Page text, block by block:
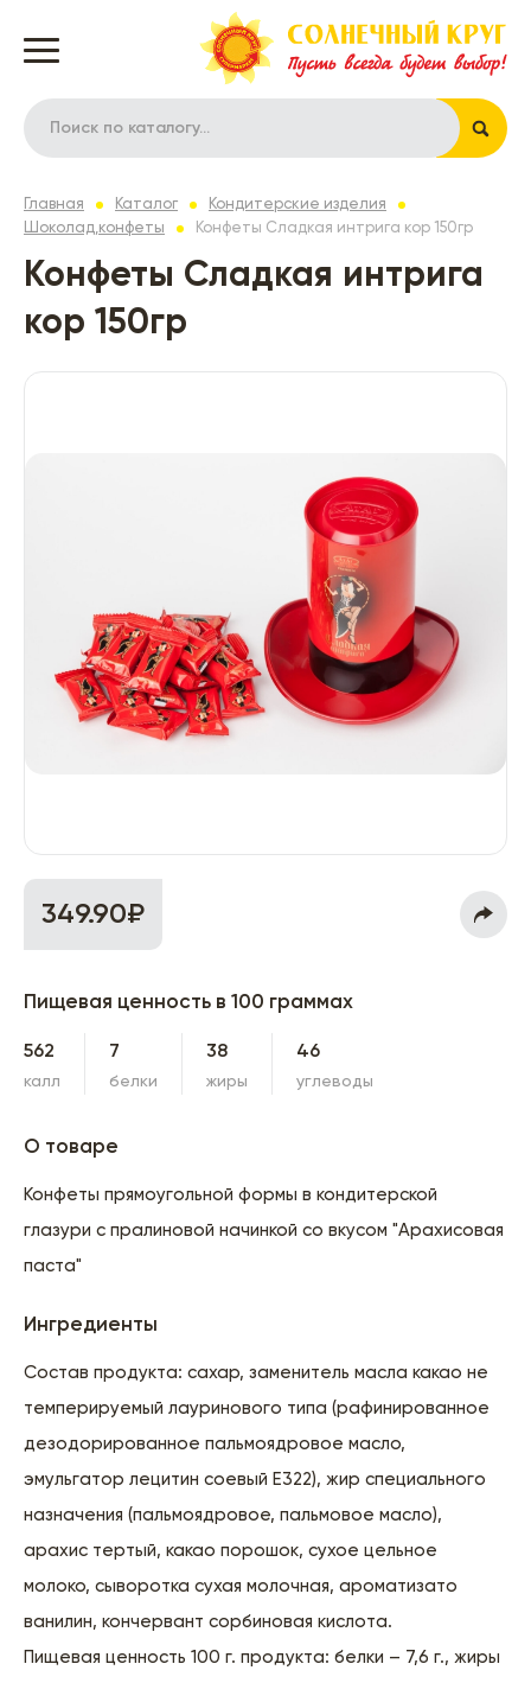
Главная Каталог
Кондитерские изделия
Шоколад,конфеты
Конфеты Сладкая интрига кор 150гр
Конфеты Сладкая интрига
кор 150гр
349.90₽
Пищевая ценность в 100 граммах
562
калл
7
белки
38
жиры
46
углеводы
О товаре
Конфеты прямоугольной формы в кондитерской
глазури с пралиновой начинкой со вкусом "Арахисовая
паста"
Ингредиенты
Состав продукта: сахар, заменитель масла какао не
темперируемый лауринового типа (рафинированное
дезодорированное пальмоядровое масло,
эмульгатор лецитин соевый Е322), жир специального
назначения (пальмоядровое, пальмовое масло),
арахис тертый, какао порошок, сухое цельное
молоко, сыворотка сухая молочная, ароматизато
ванилин, кончервант сорбиновая кислота.
Пищевая ценность 100 г. продукта: белки – 7,6 г., жиры